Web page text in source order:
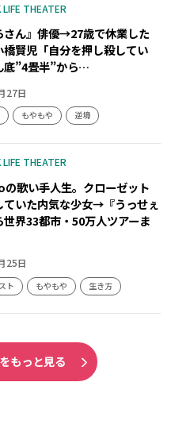
LIFE THEATER
さん』俳優→27歳で休業した
橋賢児「自分を押し殺してい
底”4畳半”から…
27日
もやもや 逆境
LIFE THEATER
の歌い手人生。クローゼット
ていた内気な少女→『うっせぇ
世界33都市・50万人ツアーま
25日
ト もやもや 生き方
もっと見る